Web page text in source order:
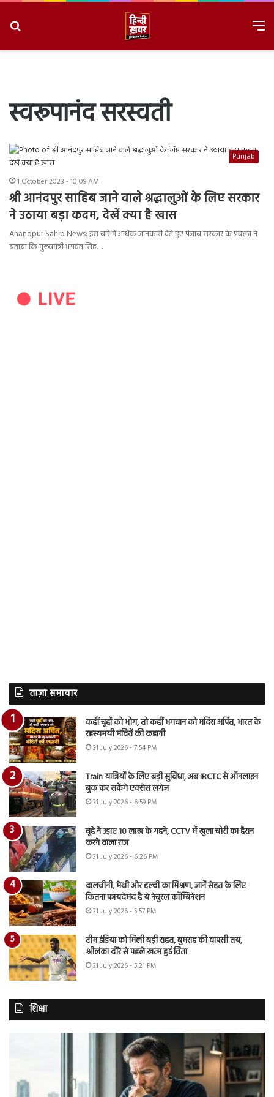
स्वरूपानंद सरस्वती
Punjab
1 October 2023 - 10:09 AM
श्री आनंदपुर साहिब जाने वाले श्रद्धालुओं के लिए सरकार
ने उठाया बड़ा कदम, देखें क्या है खास
Anandpur Sahib News: इस बारे में अधिक जानकारी देते हुए पंजाब सरकार के प्रवक्ता ने
बताया कि मुख्यमंत्री भगवंत सिंह…
ताज़ा समाचार
कहीं चूहों को भोग, तो कहीं भगवान को मदिरा अर्पित, भारत के
रहस्यमयी मंदिरों की कहानी
31 July 2026 - 7:54 PM
Train यात्रियों के लिए बड़ी सुविधा, अब IRCTC से ऑनलाइन
बुक कर सकेंगे एक्सेस लगेज
31 July 2026 - 6:59 PM
चूहे ने उड़ाए 10 लाख के गहने, CCTV में खुला चोरी का हैरान
करने वाला राज
31 July 2026 - 6:26 PM
दालचीनी, मेथी और हल्दी का मिश्रण, जानें सेहत के लिए
कितना फायदेमंद है ये नेचुरल कॉम्बिनेशन
31 July 2026 - 5:57 PM
टीम इंडिया को मिली बड़ी राहत, बुमराह की वापसी तय,
श्रीलंका दौरे से पहले खत्म हुई चिंता
31 July 2026 - 5:21 PM
शिक्षा